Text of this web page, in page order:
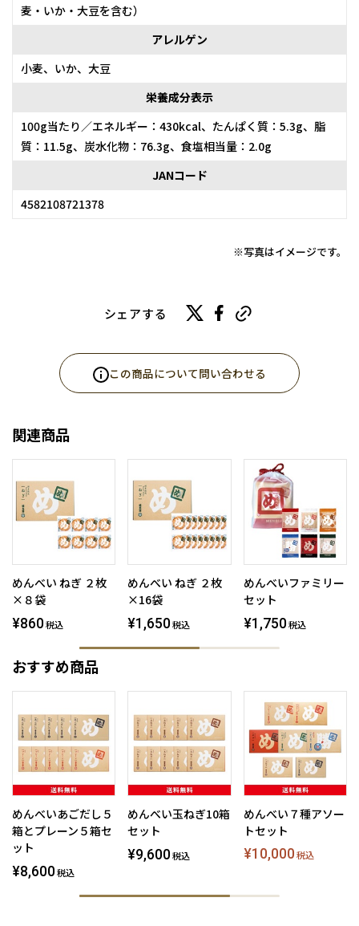
麦・いか・大豆を含む）
アレルゲン
小麦、いか、大豆
栄養成分表示
100g当たり／エネルギー：430kcal、たんぱく質：5.3g、脂
質：11.5g、炭水化物：76.3g、食塩相当量：2.0g
JANコード
4582108721378
※写真はイメージです。
シェアする
この商品について問い合わせる
関連商品
めんべい ねぎ ２枚
×８袋
¥860 税込
めんべい ねぎ ２枚
×16袋
¥1,650 税込
めんべいファミリー
セット
¥1,750 税込
おすすめ商品
めんべいあごだし５
箱とプレーン５箱セ
ット
¥8,600 税込
めんべい玉ねぎ10箱
セット
¥9,600 税込
めんべい７種アソー
トセット
¥10,000 税込